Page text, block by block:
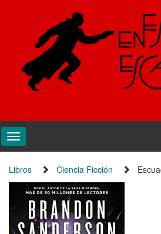
Libros Ciencia Ficción